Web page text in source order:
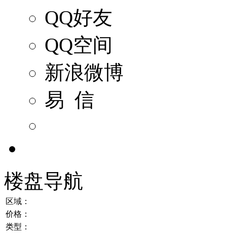
QQ好友
QQ空间
新浪微博
易 信
楼盘导航
区域：
价格：
类型：